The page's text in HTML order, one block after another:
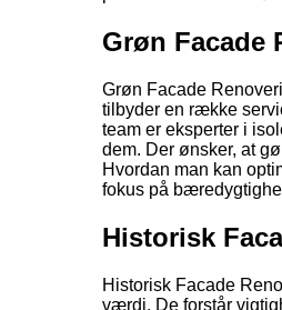
Grøn Facade
Grøn Facade
tilbyder en række
team er eksperter i
dem. Der ønsker, at
Hvordan man kan
fokus på
Historisk
Historisk Facade
værdi. De forstår